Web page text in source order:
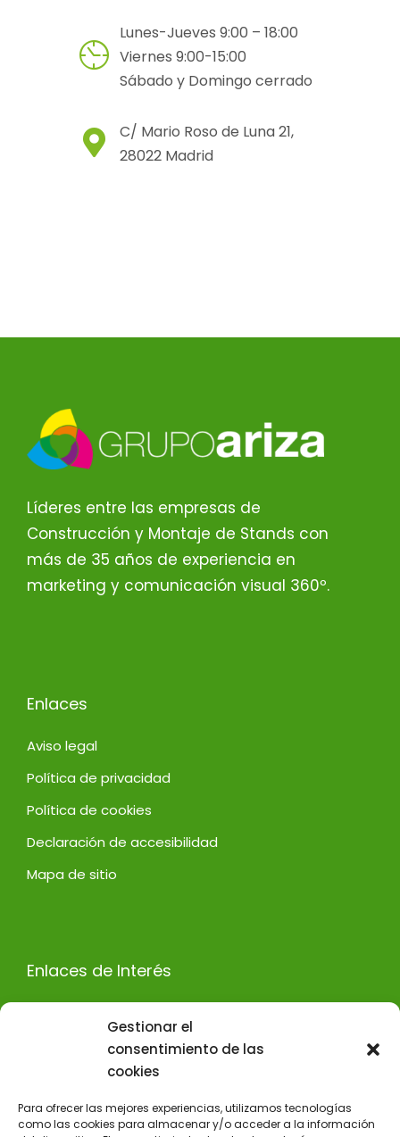
Gestionar el
consentimiento de las
cookies
Para ofrecer las mejores experiencias, utilizamos tecnologías
como las cookies para almacenar y/o acceder a la información
Lunes-Jueves 9:00 – 18:00
Viernes 9:00-15:00
Sábado y Domingo cerrado
C/ Mario Roso de Luna 21,
28022 Madrid
Líderes entre las empresas de
Construcción y Montaje de Stands con
más de 35 años de experiencia en
marketing y comunicación visual 360º.
Enlaces
Aviso legal
Política de privacidad
Política de cookies
Declaración de accesibilidad
Mapa de sitio
Enlaces de Interés
Diseño de stands en Madrid
Empresas de decoración de interiores en Madrid
Empresas de diseño de interiores en Madrid